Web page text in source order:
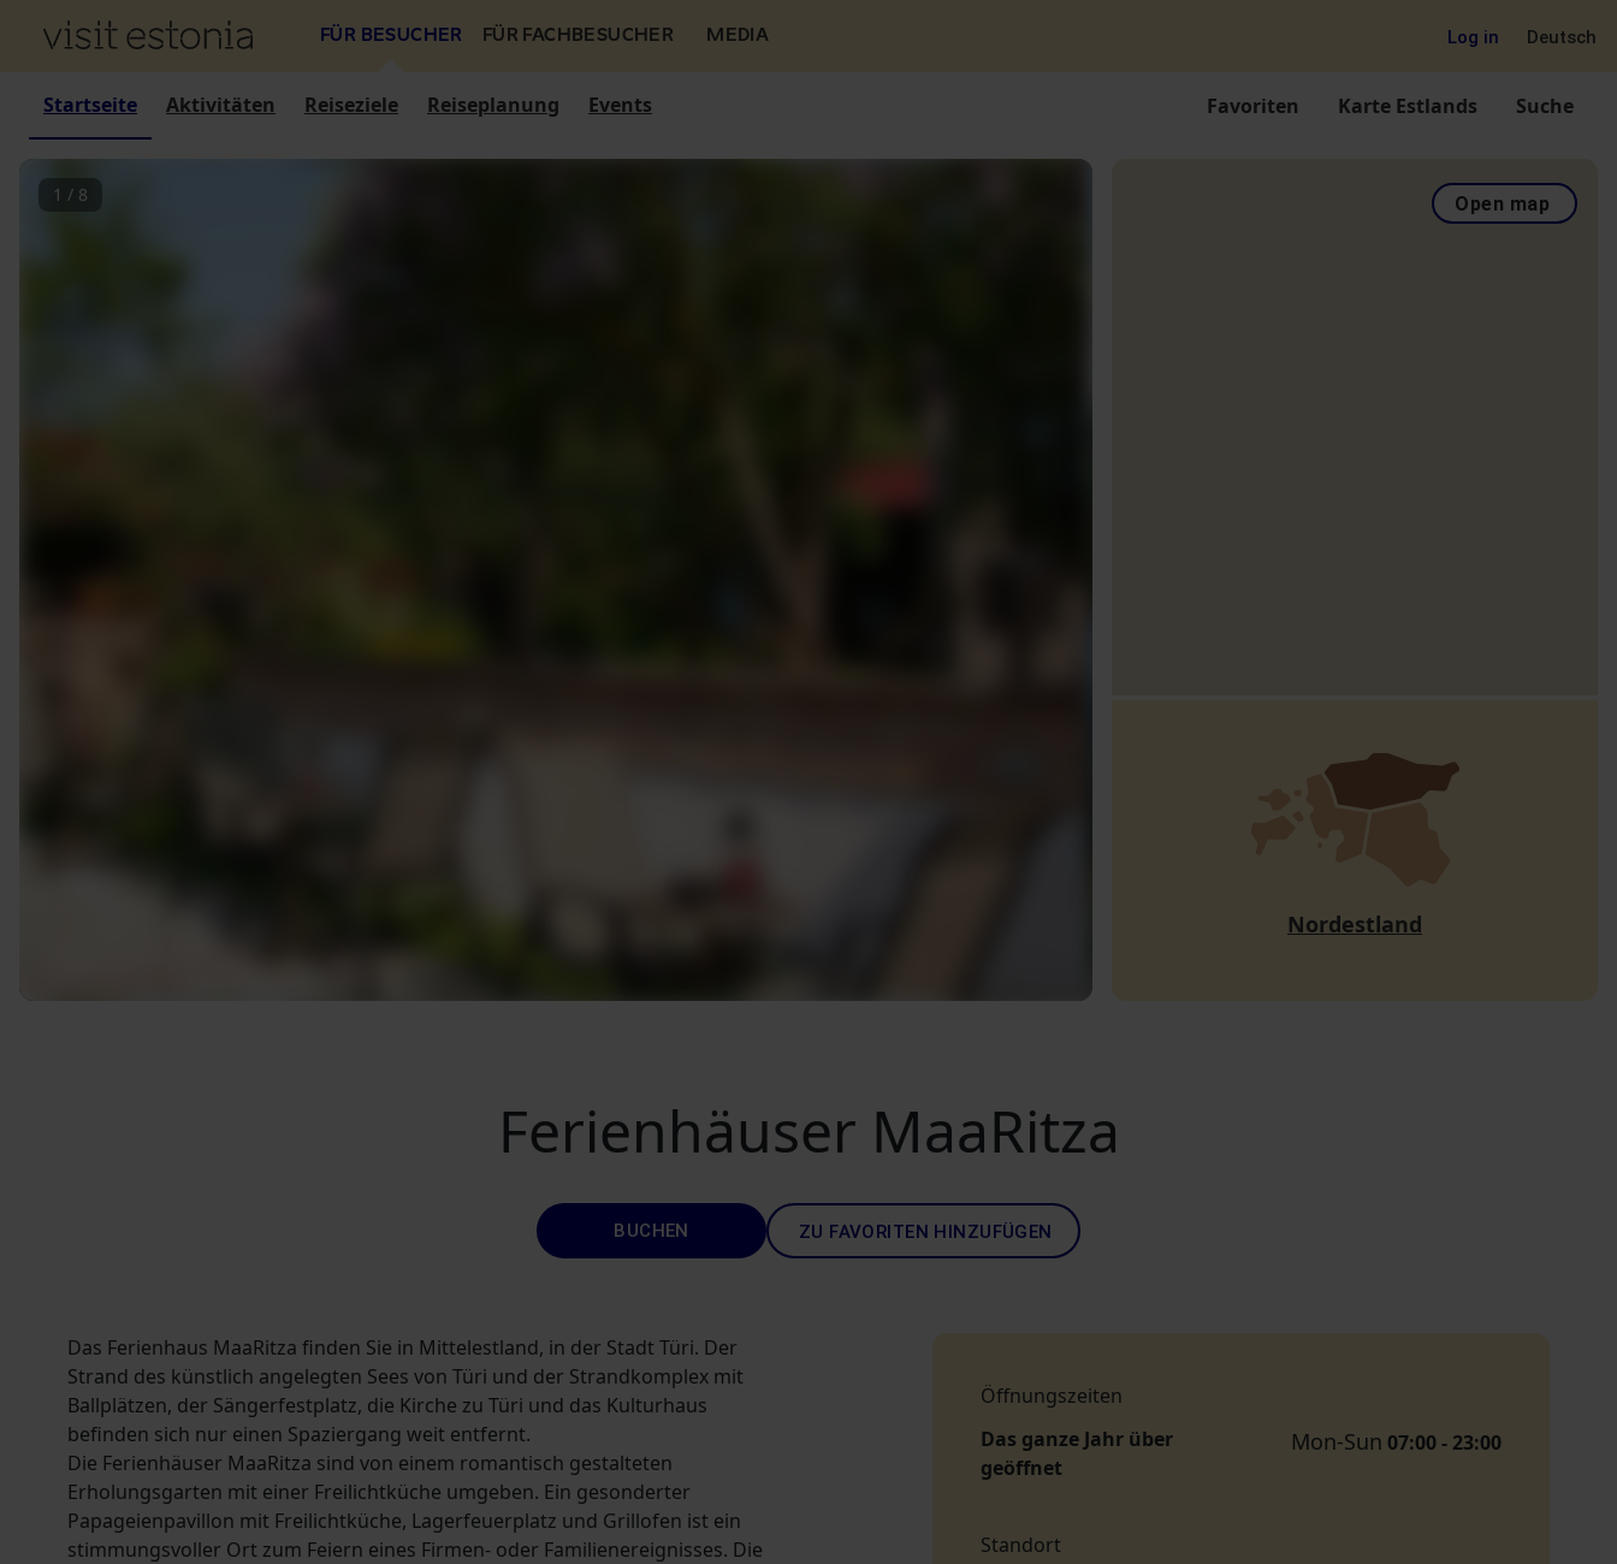
FÜR BESUCHER FÜR FACHBESUCHER MEDIA Log in Deutsch
Startseite Aktivitäten Reiseziele Reiseplanung Events Favoriten Karte Estlands Suche
1 / 8 Open map
Nordestland
Ferienhäuser MaaRitza
BUCHEN ZU FAVORITEN HINZUFÜGEN
Das Ferienhaus MaaRitza finden Sie in Mittelestland, in der Stadt Türi. Der
Strand des künstlich angelegten Sees von Türi und der Strandkomplex mit
Ballplätzen, der Sängerfestplatz, die Kirche zu Türi und das Kulturhaus
befinden sich nur einen Spaziergang weit entfernt.
Die Ferienhäuser MaaRitza sind von einem romantisch gestalteten
Erholungsgarten mit einer Freilichtküche umgeben. Ein gesonderter
Papageienpavillon mit Freilichtküche, Lagerfeuerplatz und Grillofen ist ein
stimmungsvoller Ort zum Feiern eines Firmen- oder Familienereignisses. Die
Öffnungszeiten
Das ganze Jahr über
geöffnet
Mon-Sun 07:00 - 23:00
Standort